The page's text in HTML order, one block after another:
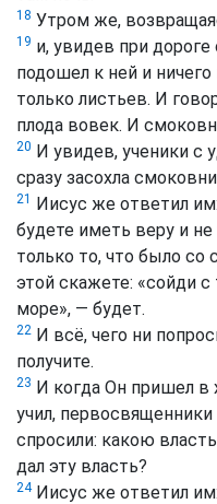
18 Утром же,
19 и, увидев при
подошел к ней и
только листьев. И
плода вовек. И
20 И увидев, ученики с
сразу засохла
21 Иисус же ответил
будете иметь веру и
только то, что было со
этой скажете: «сойди
море», — будет.
22 И всё, чего ни
получите.
23 И когда Он пришел в
учил,
спросили: какою
дал эту власть?
24Иисус же ответил